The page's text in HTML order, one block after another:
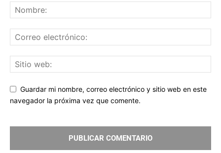
Guardar mi nombre, correo electrónico y sitio web en este
navegador la próxima vez que comente.